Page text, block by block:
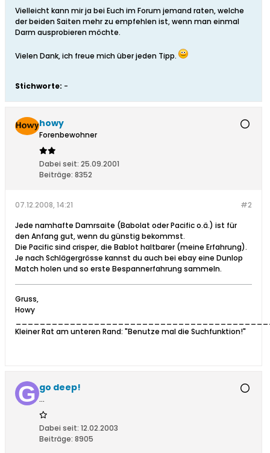
Vielleicht kann mir ja bei Euch im Forum jemand raten, welche
der beiden Saiten mehr zu empfehlen ist, wenn man einmal
Darm ausprobieren möchte.
Vielen Dank, ich freue mich über jeden Tipp.
Stichworte: -
howy
Forenbewohner
Dabei seit: 25.09.2001
Beiträge: 8352
#2
07.12.2008, 14:21
Jede namhafte Damrsaite (Babolat oder Pacific o.ä.) ist für
den Anfang gut, wenn du günstig bekommst.
Die Pacific sind crisper, die Bablot haltbarer (meine Erfahrung).
Je nach Schlägergrösse kannst du auch bei ebay eine Dunlop
Match holen und so erste Bespannerfahrung sammeln.
Gruss,
Howy
Kleiner Rat am unteren Rand: "Benutze mal die Suchfunktion!"
go deep!
...
Dabei seit: 12.02.2003
Beiträge: 8905